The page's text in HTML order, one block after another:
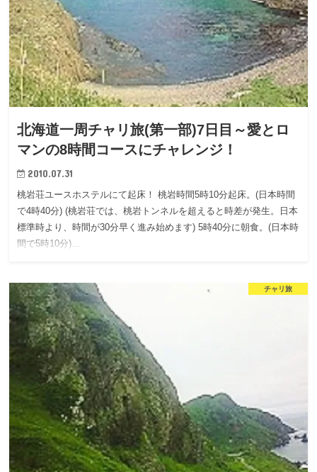
北海道一周チャリ旅(第一部)7日目～愛とロ
マンの8時間コースにチャレンジ！
2010.07.31
桃岩荘ユースホステルにて起床！ 桃岩時間5時10分起床。(日本時間
で4時40分) (桃岩荘では、桃岩トンネルを超えると時差が発生。日本
標準時より、時間が30分早く進み始めます) 5時40分に朝食。(日本時
間で5時10分)…
チャリ旅